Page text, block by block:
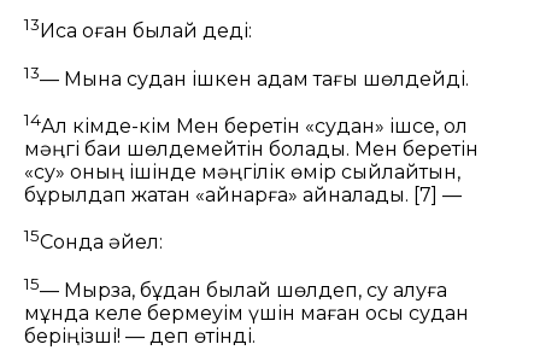
13 Иса оған былай деді:
13— Мына судан ішкен адам тағы шөлдейді.
14Ал кімде-кім Мен беретін «судан» ішсе, ол
мәңгі бақи шөлдемейтін болады. Мен беретін
«су» оның ішінде мәңгілік өмір сыйлайтын,
бұрқылдап жатқан «қайнарға» айналады. [7] —
15Сонда әйел:
15— Мырза, бұдан былай шөлдеп, су алуға
мұнда келе бермеуім үшін маған осы судан
беріңізші! — деп өтінді.